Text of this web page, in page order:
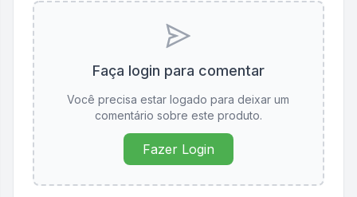
Faça login para comentar
Você precisa estar logado para deixar um
comentário sobre este produto.
Fazer Login